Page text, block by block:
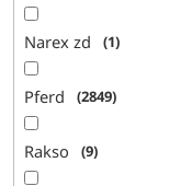
Narex zd 1
Pferd 2849
Rakso 9